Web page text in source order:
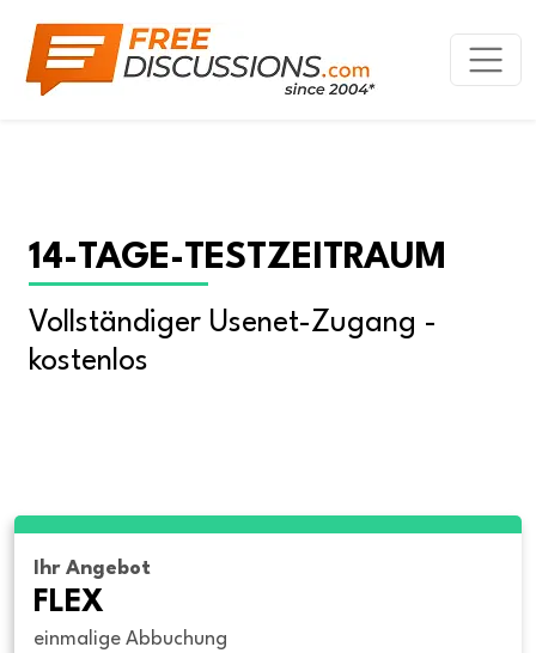
14-TAGE-TESTZEITRAUM
Vollständiger Usenet-Zugang -
kostenlos
Ihr Angebot
FLEX
einmalige Abbuchung